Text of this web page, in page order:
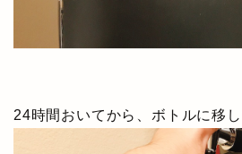
24時間おいてから、ボトルに移し